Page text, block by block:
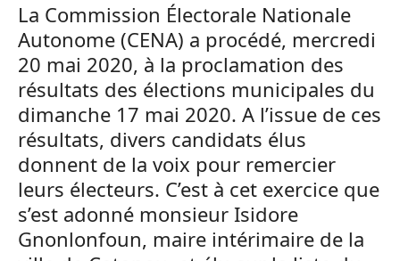
La Commission Électorale Nationale
Autonome (CENA) a procédé, mercredi
20 mai 2020, à la proclamation des
résultats des élections municipales du
dimanche 17 mai 2020. A l’issue de ces
résultats, divers candidats élus
donnent de la voix pour remercier
leurs électeurs. C’est à cet exercice que
s’est adonné monsieur Isidore
Gnonlonfoun, maire intérimaire de la